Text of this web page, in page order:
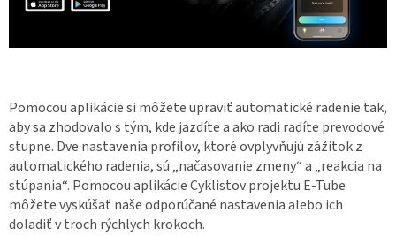
Pomocou aplikácie si môžete upraviť automatické radenie tak,
aby sa zhodovalo s tým, kde jazdíte a ako radi radíte prevodové
stupne. Dve nastavenia profilov, ktoré ovplyvňujú zážitok z
automatického radenia, sú „načasovanie zmeny“ a „reakcia na
stúpania“. Pomocou aplikácie Cyklistov projektu E-Tube
môžete vyskúšať naše odporúčané nastavenia alebo ich
doladiť v troch rýchlych krokoch.